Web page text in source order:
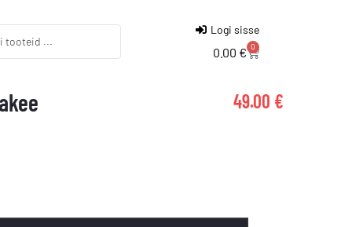
Logi sisse
0.00 € 0
49.00 €